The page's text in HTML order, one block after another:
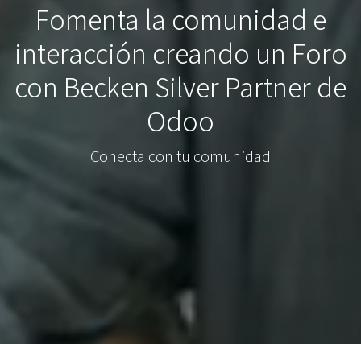
Fomenta la comunidad e
interacción creando un Foro
con Becken Silver Partner de
Odoo
Conecta con tu comunidad